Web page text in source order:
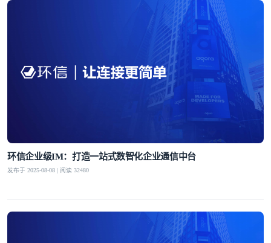
环信企业级IM：打造一站式数智化企业通信中台
发布于 2025-08-08 | 阅读 32480